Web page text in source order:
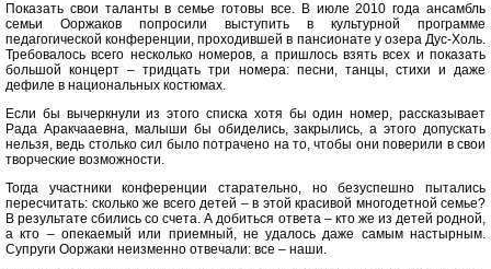
Показать свои таланты в семье готовы все. В июле 2010 года ансамбль
семьи Ооржаков попросили выступить в культурной программе
педагогической конференции, проходившей в пансионате у озера Дус-Холь.
Требовалось всего несколько номеров, а пришлось взять всех и показать
большой концерт – тридцать три номера: песни, танцы, стихи и даже
дефиле в национальных костюмах.
Если бы вычеркнули из этого списка хотя бы один номер, рассказывает
Рада Аракчааевна, малыши бы обиделись, закрылись, а этого допускать
нельзя, ведь столько сил было потрачено на то, чтобы они поверили в свои
творческие возможности.
Тогда участники конференции старательно, но безуспешно пытались
пересчитать: сколько же всего детей – в этой красивой многодетной семье?
В результате сбились со счета. А добиться ответа – кто же из детей родной,
а кто – опекаемый или приемный, не удалось даже самым настырным.
Супруги Ооржаки неизменно отвечали: все – наши.